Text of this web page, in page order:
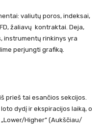
valiutų poros, indeksai,
žaliavų kontraktai. Deja,
instrumentų rinkinys yra
perjungti grafiką.
prieš tai esančios sekcijos.
dydį ir ekspiracijos laiką, o
Higher” (Aukščiau/